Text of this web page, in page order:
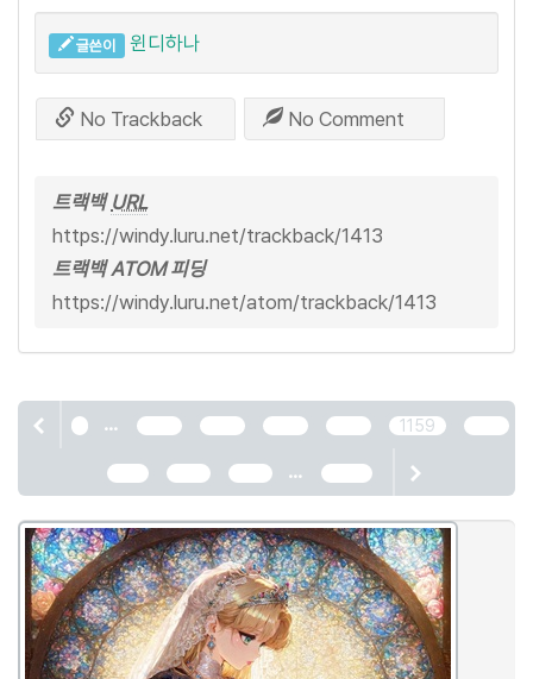
글쓴이 윈디하나
No Trackback No Comment
트랙백 URL
https://windy.luru.net/trackback/1413
트랙백 ATOM 피딩
https://windy.luru.net/atom/trackback/1413
... 1159
...